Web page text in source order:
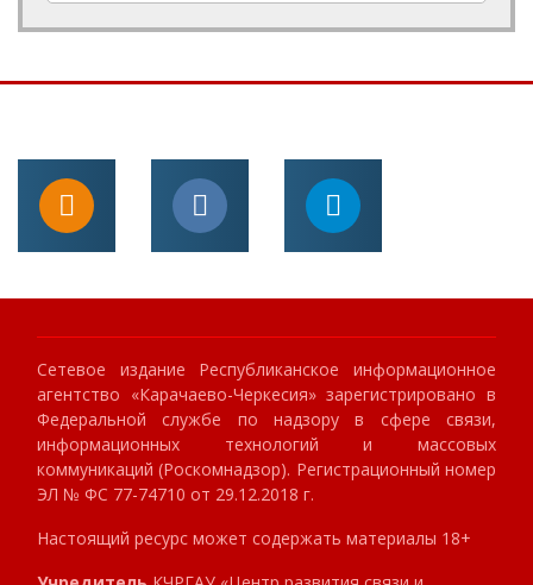
Сетевое издание Республиканское информационное
агентство «Карачаево-Черкесия» зарегистрировано в
Федеральной службе по надзору в сфере связи,
информационных технологий и массовых
коммуникаций (Роскомнадзор). Регистрационный номер
ЭЛ № ФС 77-74710 от 29.12.2018 г.
Настоящий ресурс может содержать материалы 18+